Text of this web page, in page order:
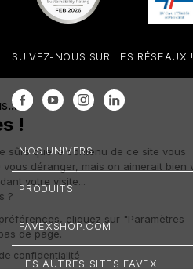
NOS UNIVERS
PRODUITS
FAVEXSHOP.COM
LES AUTRES SITES FAVEX
SUIVEZ-NOUS SUR LES RÉSEAUX !
FacebookYouTubeInstagram